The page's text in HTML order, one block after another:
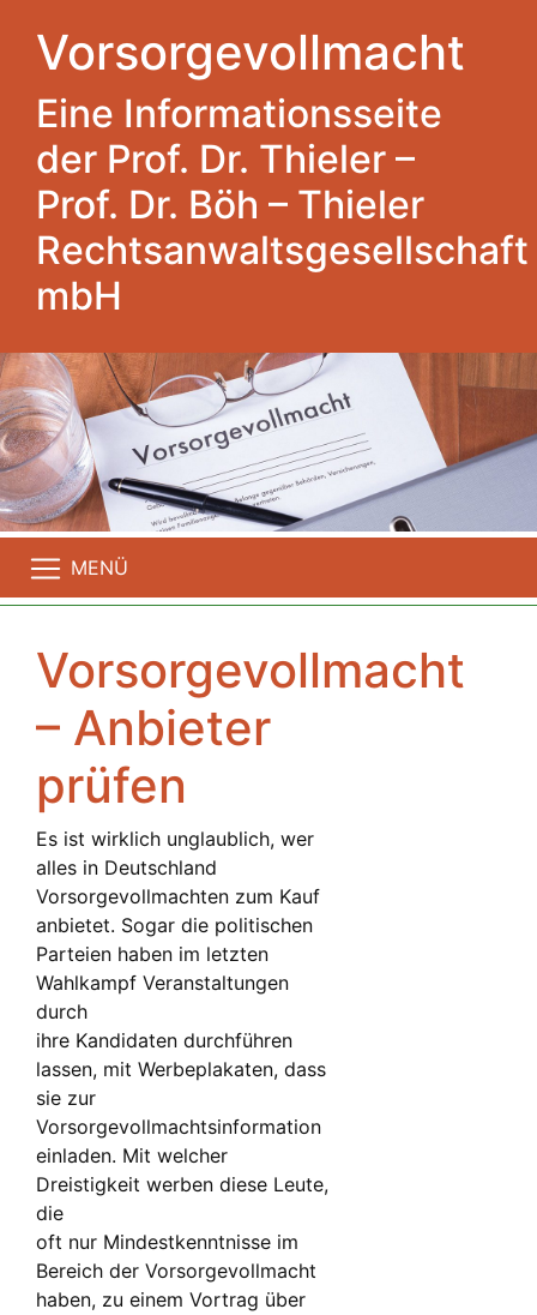
Vorsorgevollmacht
Eine Informationsseite
der Prof. Dr. Thieler –
Prof. Dr. Böh – Thieler
Rechtsanwaltsgesellschaft
mbH
MENÜ
Vorsorgevollmacht
– Anbieter
prüfen
Es ist wirklich unglaublich, wer
alles in Deutschland
Vorsorgevollmachten zum Kauf
anbietet. Sogar die politischen
Parteien haben im letzten
Wahlkampf Veranstaltungen
durch
ihre Kandidaten durchführen
lassen, mit Werbeplakaten, dass
sie zur
Vorsorgevollmachtsinformation
einladen. Mit welcher
Dreistigkeit werben diese Leute,
die
oft nur Mindestkenntnisse im
Bereich der Vorsorgevollmacht
haben, zu einem Vortrag über